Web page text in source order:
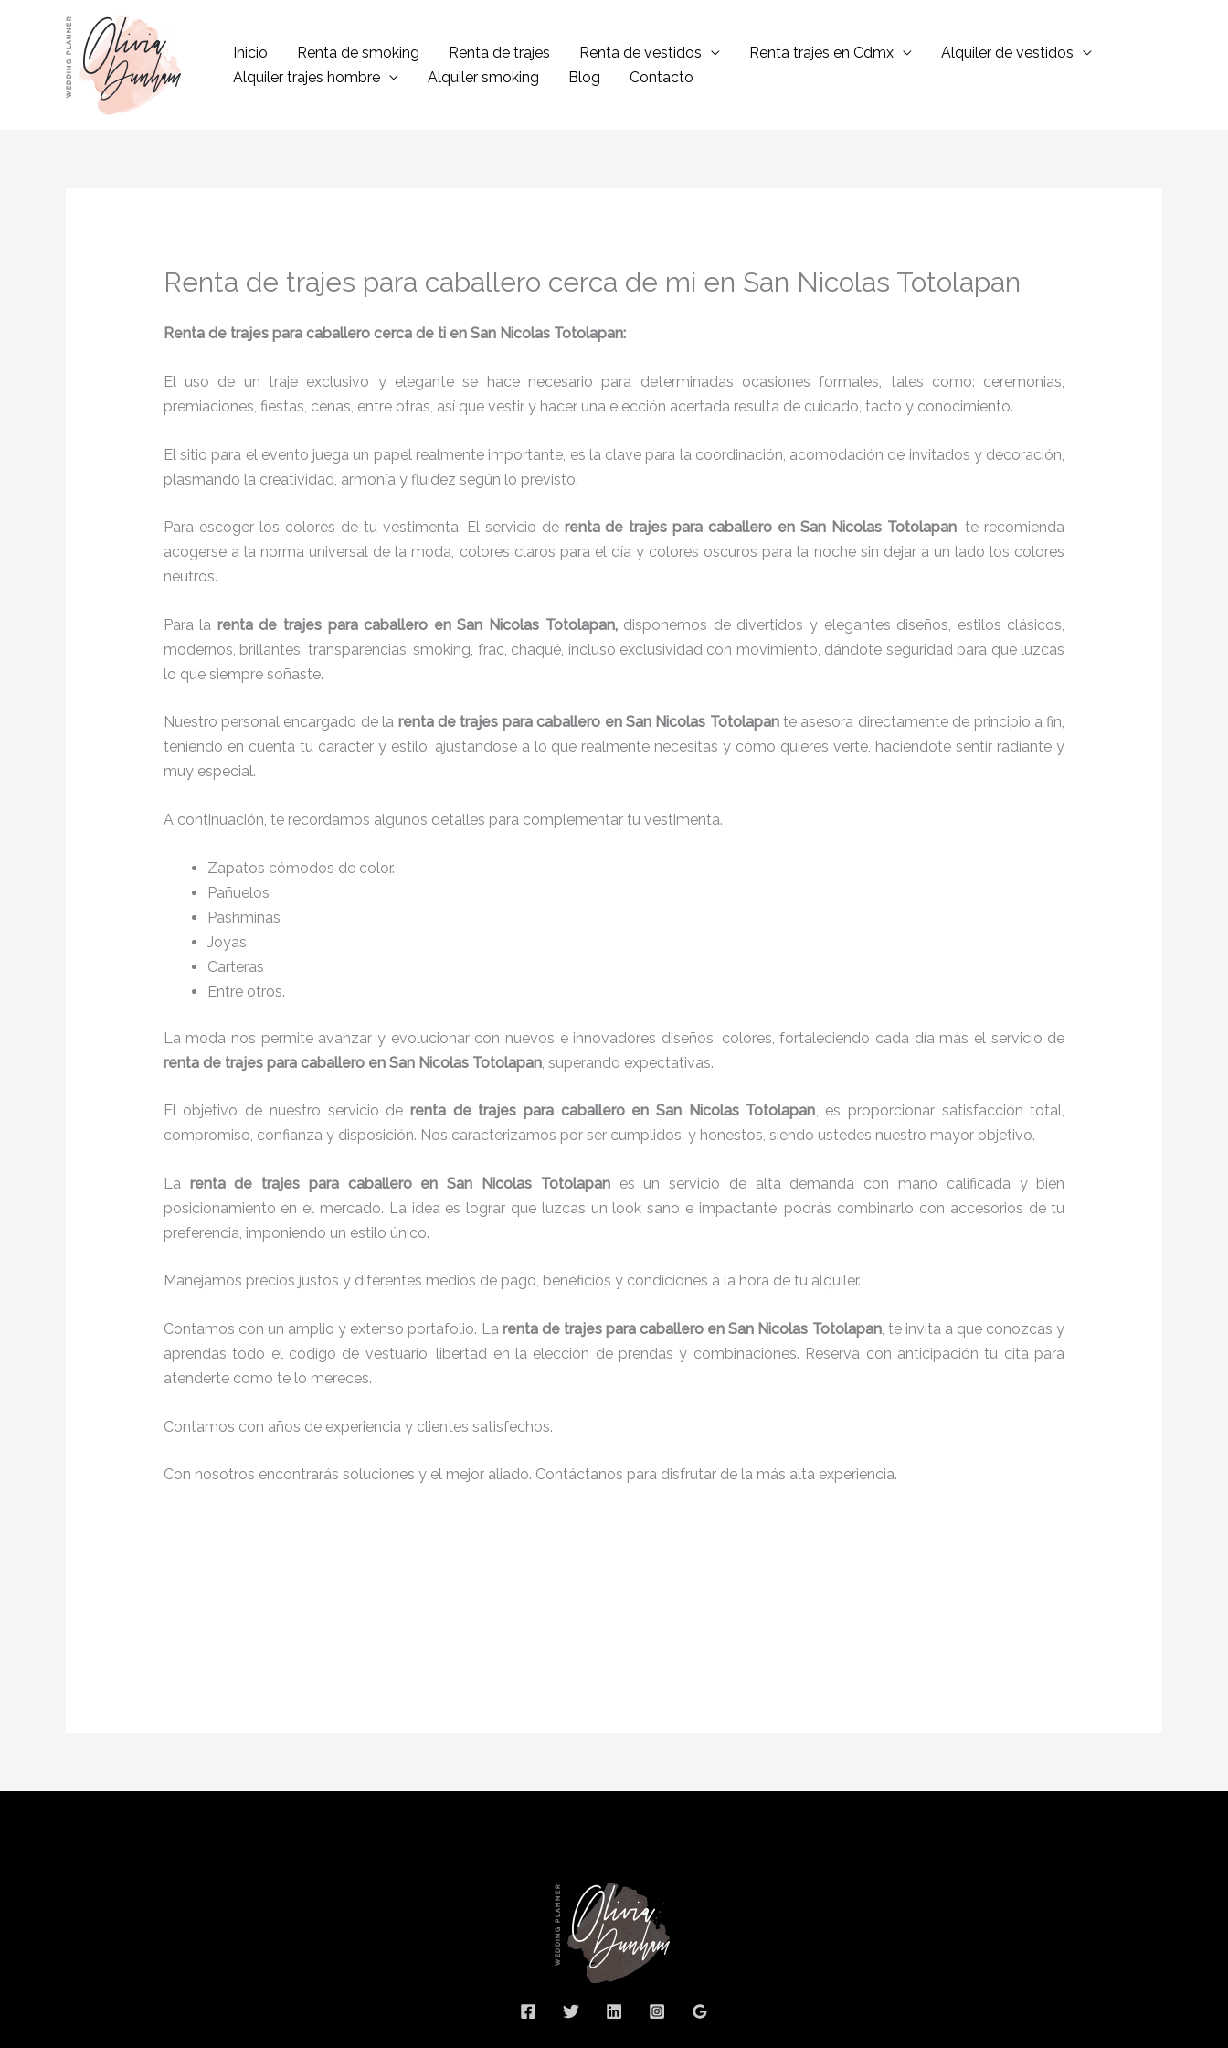
contenido
Inicio Renta de smoking Renta de trajes Renta de vestidos Renta trajes en Cdmx
Alquiler de vestidos
Alquiler trajes hombre
Alquiler smoking Blog Contacto
Renta de trajes para caballero cerca de mi en San Nicolas Totolapan
Renta de trajes para caballero cerca de ti en San Nicolas Totolapan:
El uso de un traje exclusivo y elegante se hace necesario para determinadas ocasiones formales, tales como: ceremonias,
premiaciones, fiestas, cenas, entre otras, así que vestir y hacer una elección acertada resulta de cuidado, tacto y conocimiento.
El sitio para el evento juega un papel realmente importante, es la clave para la coordinación, acomodación de invitados y decoración,
plasmando la creatividad, armonía y fluidez según lo previsto.
Para escoger los colores de tu vestimenta, El servicio de renta de trajes para caballero en San Nicolas Totolapan, te recomienda
acogerse a la norma universal de la moda, colores claros para el día y colores oscuros para la noche sin dejar a un lado los colores
neutros.
Para la renta de trajes para caballero en San Nicolas Totolapan, disponemos de divertidos y elegantes diseños, estilos clásicos,
modernos, brillantes, transparencias, smoking, frac, chaqué, incluso exclusividad con movimiento, dándote seguridad para que luzcas
lo que siempre soñaste.
Nuestro personal encargado de la renta de trajes para caballero en San Nicolas Totolapante asesora directamente de principio a fin,
teniendo en cuenta tu carácter y estilo, ajustándose a lo que realmente necesitas y cómo quieres verte, haciéndote sentir radiante y
muy especial.
A continuación, te recordamos algunos detalles para complementar tu vestimenta.
Zapatos cómodos de color.
Pañuelos
Pashminas
Joyas
Carteras
Entre otros.
La moda nos permite avanzar y evolucionar con nuevos e innovadores diseños, colores, fortaleciendo cada día más el servicio de
renta de trajes para caballero en San Nicolas Totolapan, superando expectativas.
El objetivo de nuestro servicio de renta de trajes para caballero en San Nicolas Totolapan, es proporcionar satisfacción total,
compromiso, confianza y disposición. Nos caracterizamos por ser cumplidos, y honestos, siendo ustedes nuestro mayor objetivo.
La renta de trajes para caballero en San Nicolas Totolapan es un servicio de alta demanda con mano calificada y bien
posicionamiento en el mercado. La idea es lograr que luzcas un look sano e impactante, podrás combinarlo con accesorios de tu
preferencia, imponiendo un estilo único.
Manejamos precios justos y diferentes medios de pago, beneficios y condiciones a la hora de tu alquiler.
Contamos con un amplio y extenso portafolio. La renta de trajes para caballero en San Nicolas Totolapan, te invita a que conozcas y
aprendas todo el código de vestuario, libertad en la elección de prendas y combinaciones. Reserva con anticipación tu cita para
atenderte como te lo mereces.
Contamos con años de experiencia y clientes satisfechos.
Con nosotros encontrarás soluciones y el mejor aliado. Contáctanos para disfrutar de la más alta experiencia.